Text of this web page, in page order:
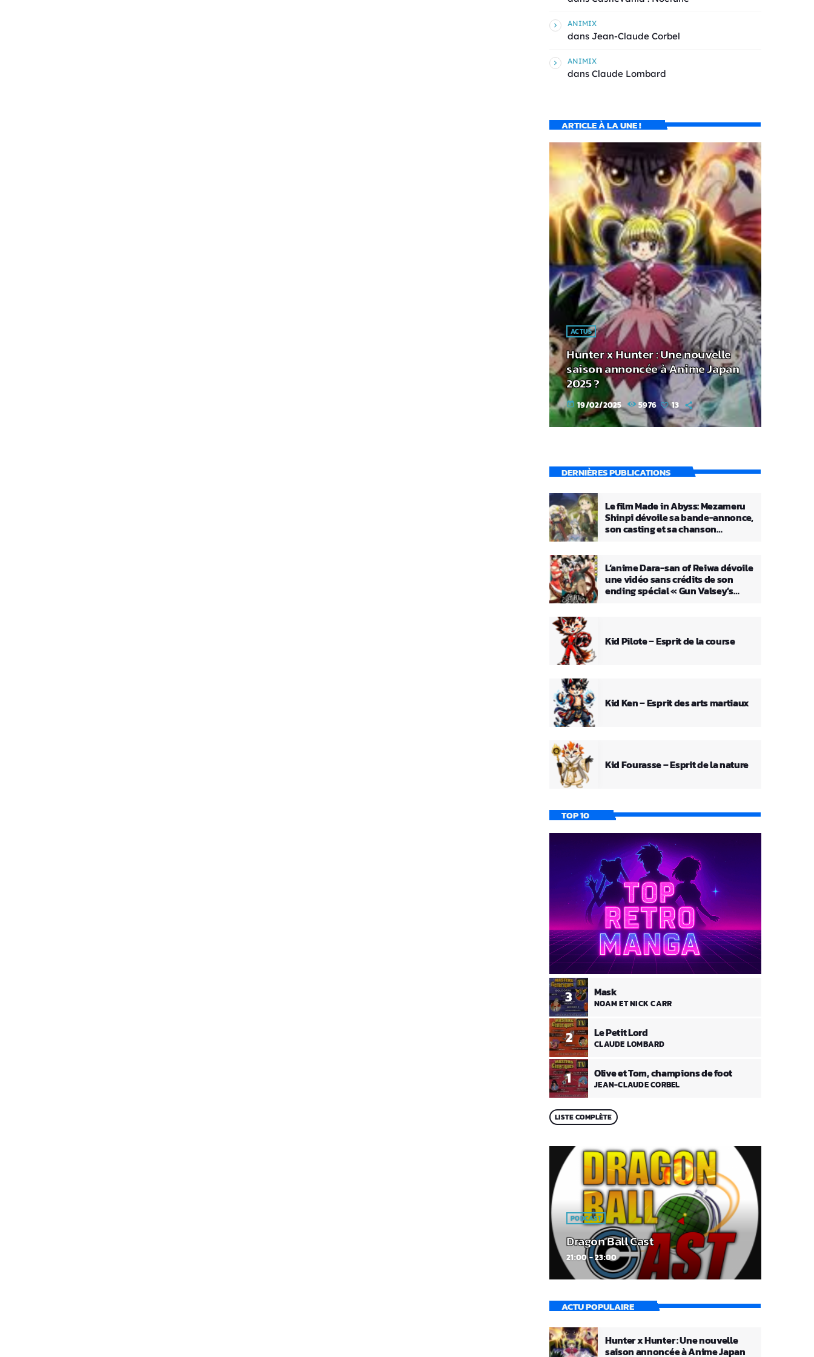
ANIMIX
dans Jean-Claude Corbel
ANIMIX
dans Claude Lombard
ARTICLE À LA UNE !
ACTUS
Hunter x Hunter : Une nouvelle
saison annoncée à Anime Japan
2025 ?
today 19/02/2025 5976 13
DERNIÈRES PUBLICATIONS
Le film Made in Abyss: Mezameru
Shinpi dévoile sa bande-annonce,
son casting et sa chanson
L’anime Dara-san of Reiwa dévoile
une vidéo sans crédits de son
ending spécial « Gun Valsey’s
Kid Pilote – Esprit de la course
Kid Ken – Esprit des arts martiaux
Kid Fourasse – Esprit de la nature
TOP 10
1 Olive et Tom, champions de foot
JEAN-CLAUDE CORBEL
2 Le Petit Lord
CLAUDE LOMBARD
3 Mask
NOAM ET NICK CARR
LISTE COMPLÈTE
PODCAST
Dragon Ball Cast
21:00 - 23:00
ACTU POPULAIRE
Hunter x Hunter : Une nouvelle
saison annoncée à Anime Japan